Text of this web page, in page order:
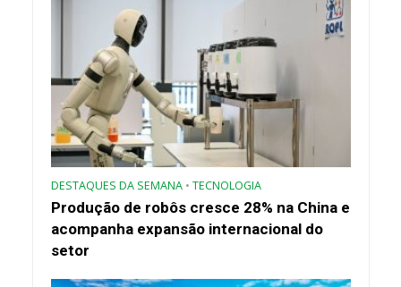
DESTAQUES DA SEMANA • TECNOLOGIA
Produção de robôs cresce 28% na China e
acompanha expansão internacional do
setor